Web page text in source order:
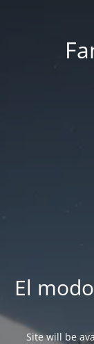
El
Site will be